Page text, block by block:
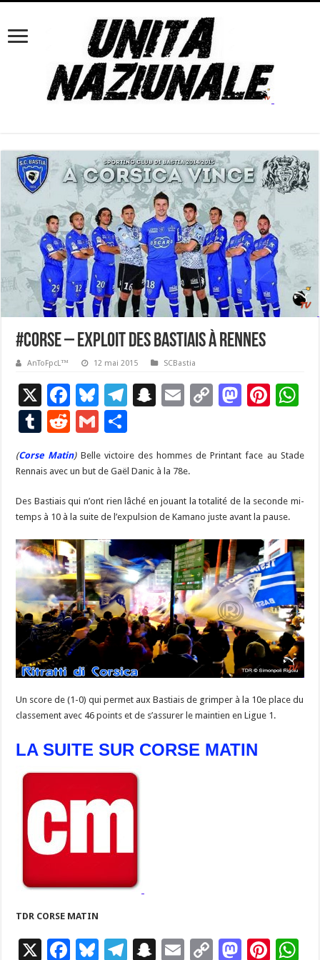
#Corse – Exploit des Bastiais à Rennes
AnToFpcL™ 12 mai 2015 SCBastia
X
F
ac
e
b
o
k
Bl
u
es
ky
T
gr
m
S
p
h
at
E
l
C
y
n
k
M
d
n
Pi
es
p
T
u
m
bl
r
R
e
d
di
t
G
m
ai
ar
ta
g
er
(Corse Matin) Belle victoire des hommes de Printant face au Stade
Rennais avec un but de Gaël Danic à la 78e.
Des Bastiais qui n’ont rien lâché en jouant la totalité de la seconde mi-
temps à 10 à la suite de l’expulsion de Kamano juste avant la pause.
Un score de (1-0) qui permet aux Bastiais de grimper à la 10e place du
classement avec 46 points et de s’assurer le maintien en Ligue 1.
LA SUITE SUR CORSE MATIN
TDR CORSE MATIN
X
F
Bl T
S
E
C
M Pi